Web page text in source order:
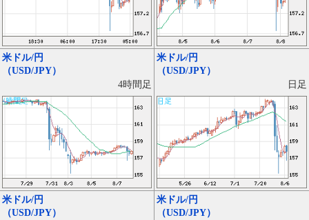
米ドル/円
（USD/JPY）
4時間足
米ドル/円
（USD/JPY）
日足
米ドル/円
（USD/JPY）
米ドル/円
（USD/JPY）